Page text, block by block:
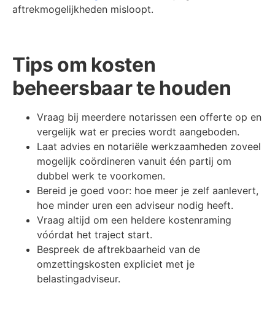
aftrekmogelijkheden misloopt.
Tips om kosten
beheersbaar te houden
Vraag bij meerdere notarissen een offerte op en
vergelijk wat er precies wordt aangeboden.
Laat advies en notariële werkzaamheden zoveel
mogelijk coördineren vanuit één partij om
dubbel werk te voorkomen.
Bereid je goed voor: hoe meer je zelf aanlevert,
hoe minder uren een adviseur nodig heeft.
Vraag altijd om een heldere kostenraming
vóórdat het traject start.
Bespreek de aftrekbaarheid van de
omzettingskosten expliciet met je
belastingadviseur.